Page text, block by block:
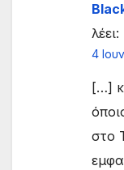
λέει:
4
[…]
στο